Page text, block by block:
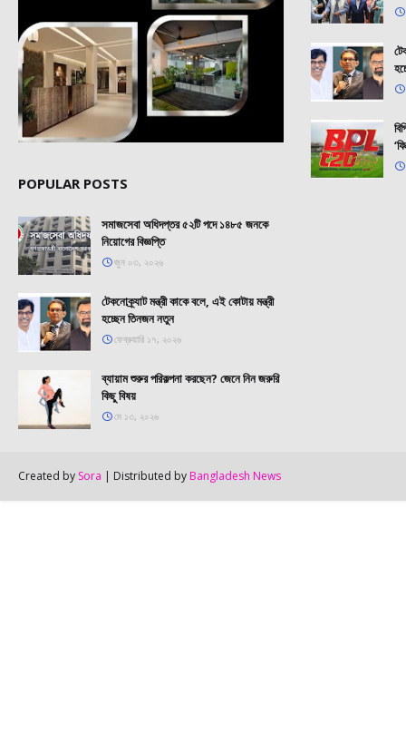
POPULAR POSTS
সমাজসেবা অধিদপ্তর ৫২টি পদে ১৪৮৫ জনকে
নিয়োগের বিজ্ঞপ্তি
জুন ০৩, ২০২৬
টেকনোক্র্যাট মন্ত্রী কাকে বলে, এই কোটায় মন্ত্রী
হচ্ছেন তিনজন নতুন
ফেব্রুয়ারি ১৭, ২০২৬
ব্যায়াম শুরুর পরিকল্পনা করছেন? জেনে নিন জরুরি
কিছু বিষয়
মে ১৩, ২০২৬
Created by Sora | Distributed by Bangladesh News